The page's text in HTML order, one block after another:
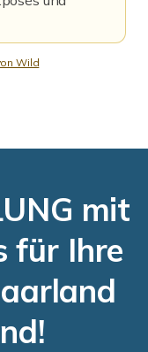
Wild
mit
für Ihre